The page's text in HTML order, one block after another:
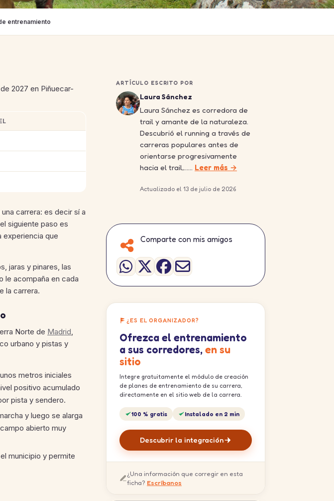
entrenamiento
2027 en Piñuecar-
carrera: es decir sí a
siguiente paso es
experiencia que
jaras y pinares, las
le acompaña en cada
la carrera.
Norte de Madrid,
urbano y pistas y
metros iniciales
positivo acumulado
pista y sendero.
y luego se alarga
abierto muy
municipio y permite
ARTÍCULO ESCRITO POR
Laura Sánchez
Laura Sánchez es corredora de
trail y amante de la naturaleza.
Descubrió el running a través de
carreras populares antes de
orientarse progresivamente
hacia el trail,…… Leer más →
Actualizado el 13 de julio de 2026
Comparte con mis amigos
¿ES EL ORGANIZADOR?
Ofrezca el entrenamiento
a sus corredores, en su
sitio
Integre gratuitamente el módulo de creación
de planes de entrenamiento de su carrera,
directamente en el sitio web de la carrera.
100 % gratis Instalado en 2 min
Descubrir la integración
¿Una información que corregir en esta
ficha? Escríbanos